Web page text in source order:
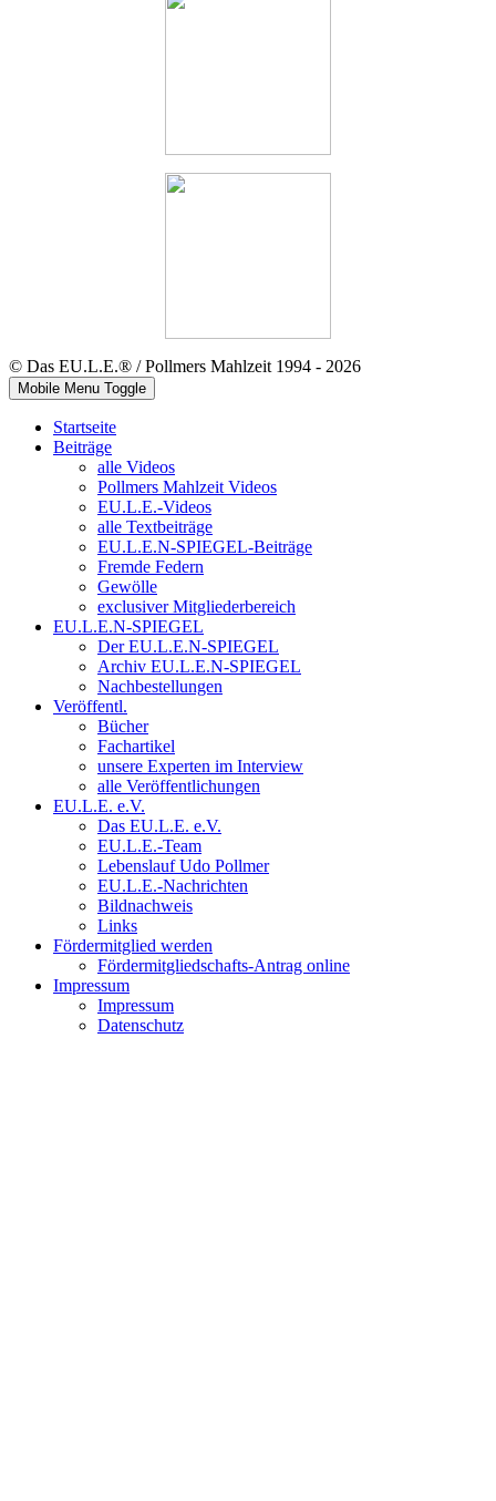
© Das EU.L.E.® / Pollmers Mahlzeit 1994 - 2026
Mobile Menu Toggle
Startseite
Beiträge
alle Videos
Pollmers Mahlzeit Videos
EU.L.E.-Videos
alle Textbeiträge
EU.L.E.N-SPIEGEL-Beiträge
Fremde Federn
Gewölle
exclusiver Mitgliederbereich
EU.L.E.N-SPIEGEL
Der EU.L.E.N-SPIEGEL
Archiv EU.L.E.N-SPIEGEL
Nachbestellungen
Veröffentl.
Bücher
Fachartikel
unsere Experten im Interview
alle Veröffentlichungen
EU.L.E. e.V.
Das EU.L.E. e.V.
EU.L.E.-Team
Lebenslauf Udo Pollmer
EU.L.E.-Nachrichten
Bildnachweis
Links
Fördermitglied werden
Fördermitgliedschafts-Antrag online
Impressum
Impressum
Datenschutz